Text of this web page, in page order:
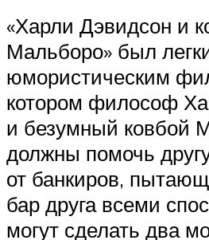
«Харли Дэвидсон и
Мальборо» был
юмористическим
котором философ
и безумный ковбой
должны помочь
от банкиров,
бар друга всеми
могут сделать два